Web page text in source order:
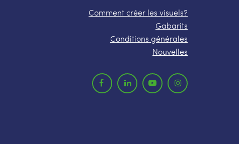
Comment créer les visuels?
Gabarits
Conditions générales
Nouvelles